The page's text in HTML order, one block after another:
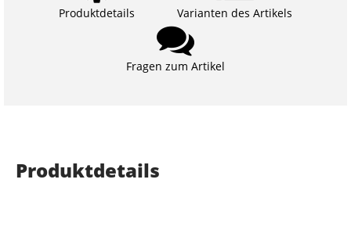
Produktdetails Varianten des Artikels
Fragen zum Artikel
Produktdetails